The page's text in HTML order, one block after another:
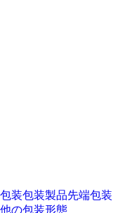
装包装製品先端包装
の包装形態